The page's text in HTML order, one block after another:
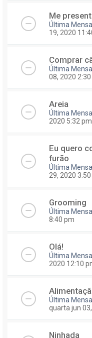
Me
Última
19, 2020
Comprar
Última
08, 2020
Areia
Última
2020 5:32 pm
Eu quero
furão
Última
29, 2020
Grooming
Última
8:40 pm
Olá!
Última
2020 12:10
Última
quarta jun
Ninhada